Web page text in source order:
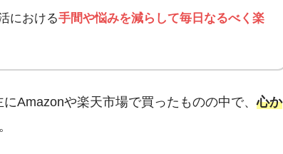
における手間や悩みを減らして毎日なるべく楽
Amazonや楽天市場で買ったものの中で、心か